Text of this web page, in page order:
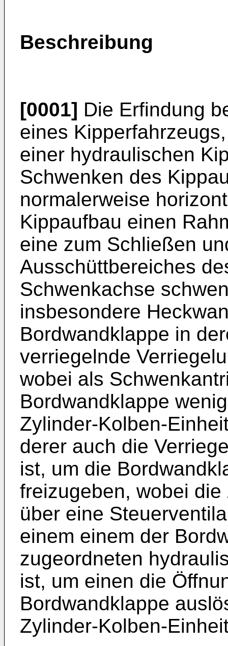
Beschreibung
[0001] Die Erfindung
eines
einer hydraulischen
Schwenken des
normalerweise
Kippaufbau einen
eine zum Schließen
Ausschüttbereiches
Schwenkachse
insbesondere
Bordwandklappe in
verriegelnde
wobei als
Bordwandklappe
Zylinder-Kolben-
derer auch die
ist, um die
freizugeben, wobei
über eine
einem einem der
zugeordneten
ist, um einen die
Bordwandklappe
Zylinder-Kolben-